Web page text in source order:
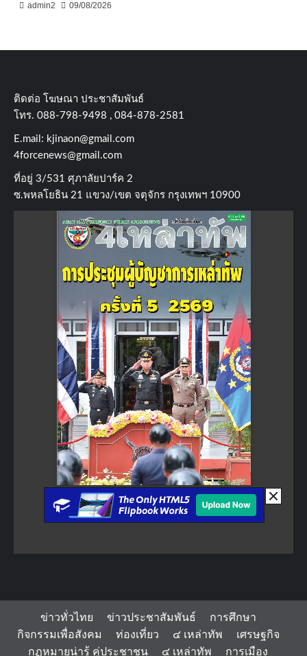
admin2 09/08/2026
ติดต่อ​ โฆษณา​ ประชาสัมพันธ์
โทร​. 088-798-9498 , 084-878-2581
E.mail: kjinaon@gmail.com
4forcenews@gmail.com
ที่อยู่​ 3/531​ ศุภาลัยปาร์ค​ 2
ซ.พหลโยธิน​ 21​ แขวง/เขต​ จตุจักร​ กรุงเทพฯ 10900
ข่าวทั่วไทย ข่าวประชาสัมพันธ์
การศึกษา
กิจกรรมเพื่อสังคม
ท่องเที่ยว ๔ เหล่าทัพ
เศรษฐกิจ
กฏหมายน่ารู้ คู่ประชาชน
๔ เหล่าทัพ การเมือง